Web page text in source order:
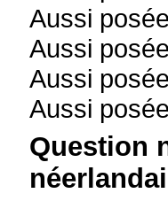
Aussi
Aussi
Aussi
Aussi
Question